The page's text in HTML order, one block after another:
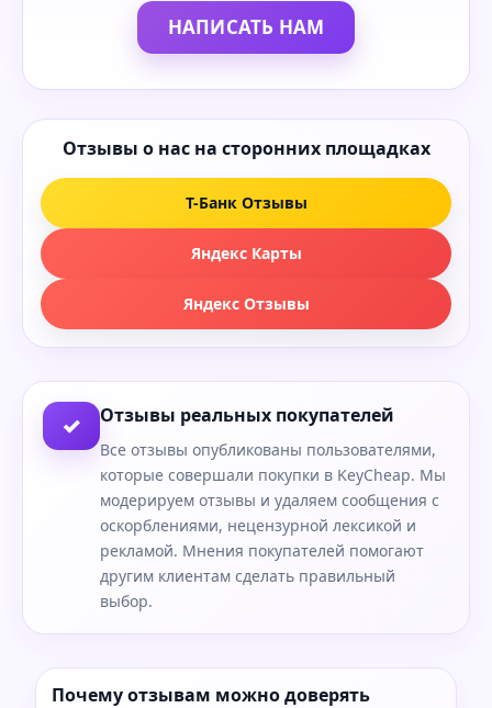
НАПИСАТЬ НАМ
Отзывы о нас на сторонних площадках
Т-Банк Отзывы
Яндекс Карты
Яндекс Отзывы
✓ Отзывы реальных покупателей
Все отзывы опубликованы пользователями,
которые совершали покупки в KeyCheap. Мы
модерируем отзывы и удаляем сообщения с
оскорблениями, нецензурной лексикой и
рекламой. Мнения покупателей помогают
другим клиентам сделать правильный
выбор.
Почему отзывам можно доверять